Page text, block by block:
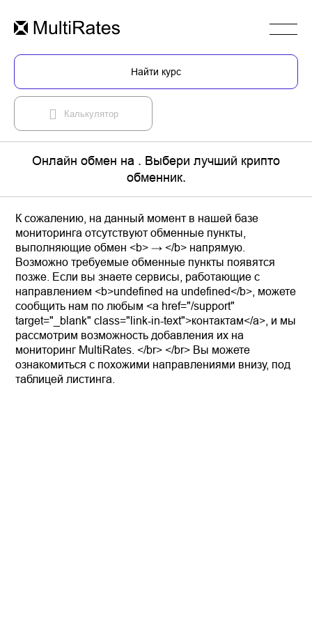
Найти курс
Калькулятор
Онлайн обмен на . Выбери лучший крипто
обменник.
К сожалению, на данный момент в нашей базе
мониторинга отсутствуют обменные пункты,
выполняющие обмен <b> → </b> напрямую.
Возможно требуемые обменные пункты появятся
позже. Если вы знаете сервисы, работающие с
направлением <b>undefined на undefined</b>, можете
сообщить нам по любым <a href="/support"
target="_blank" class="link-in-text">контактам</a>, и мы
рассмотрим возможность добавления их на
мониторинг MultiRates. </br> </br> Вы можете
ознакомиться с похожими направлениями внизу, под
таблицей листинга.